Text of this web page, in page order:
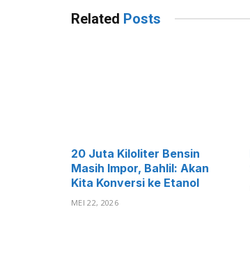
Related Posts
20 Juta Kiloliter Bensin
Masih Impor, Bahlil: Akan
Kita Konversi ke Etanol
MEI 22, 2026